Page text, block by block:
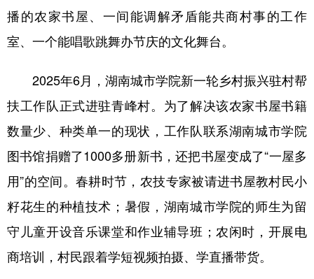
法律 中央文件 金融
乡村振兴 银龄 溯源中国
彩票 娱乐 时尚 悦读
公益 一带一路 亚太网 上市公司
文化产业
地方频道
播的农家书屋、一间能调解矛盾能共商村事的工作
室、一个能唱歌跳舞办节庆的文化舞台。
2025年6月，湖南城市学院新一轮乡村振兴驻村帮
扶工作队正式进驻青峰村。为了解决该农家书屋书籍
数量少、种类单一的现状，工作队联系湖南城市学院
图书馆捐赠了1000多册新书，还把书屋变成了“一屋多
用”的空间。春耕时节，农技专家被请进书屋教村民小
籽花生的种植技术；暑假，湖南城市学院的师生为留
守儿童开设音乐课堂和作业辅导班；农闲时，开展电
商培训，村民跟着学短视频拍摄、学直播带货。